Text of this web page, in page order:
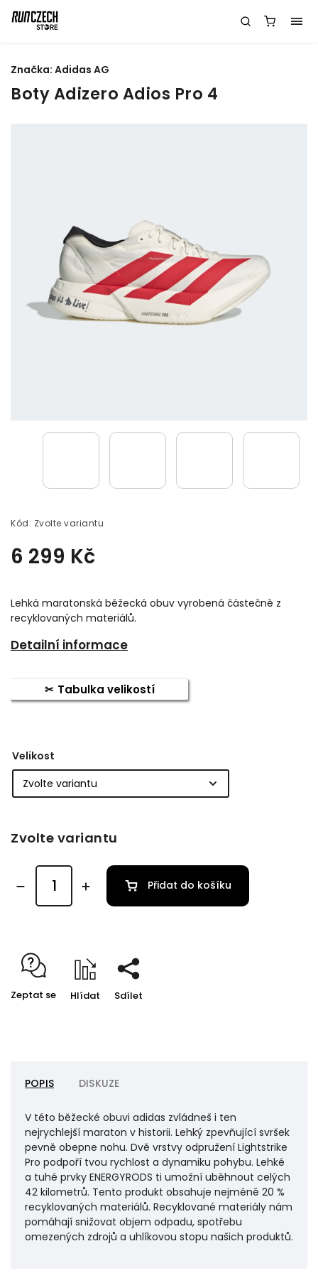
Boty Adizero Adios Pro 4
Kód: Zvolte variantu
6 299 Kč
Lehká maratonská běžecká obuv vyrobená částečně z
recyklovaných materiálů.
Detailní informace
Tabulka velikostí
Značka: Adidas AG
Velikost
Zvolte variantu
Přidat do košíku
Zeptat se Hlídat Sdílet
POPIS DISKUZE
V této běžecké obuvi adidas zvládneš i ten
nejrychlejší maraton v historii. Lehký zpevňující svršek
pevně obepne nohu. Dvě vrstvy odpružení Lightstrike
Pro podpoří tvou rychlost a dynamiku pohybu. Lehké
a tuhé prvky ENERGYRODS ti umožní uběhnout celých
42 kilometrů. Tento produkt obsahuje nejméně 20 %
recyklovaných materiálů. Recyklované materiály nám
pomáhají snižovat objem odpadu, spotřebu
omezených zdrojů a uhlíkovou stopu našich produktů.